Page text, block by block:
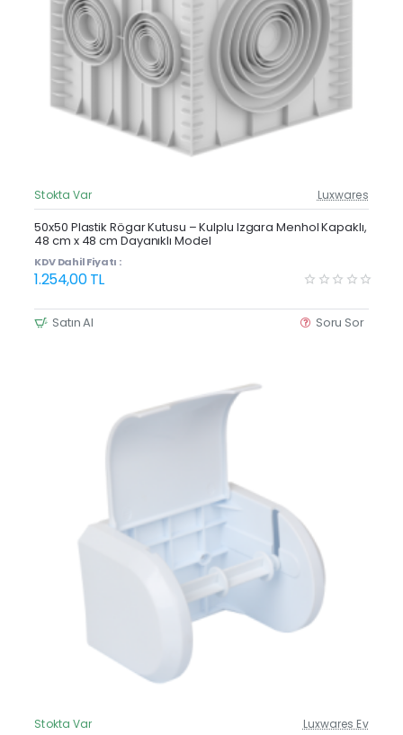
Güncel Fiyat
Yeni Ürün
Stokta Var Luxwares
50x50 Plastik Rögar Kutusu – Kulplu Izgara Menhol Kapaklı,
48 cm x 48 cm Dayanıklı Model
KDV Dahil Fiyatı :
1.254,00 TL
Satın Al Soru Sor
Güncel Fiyat
Stokta Var Luxwares Ev